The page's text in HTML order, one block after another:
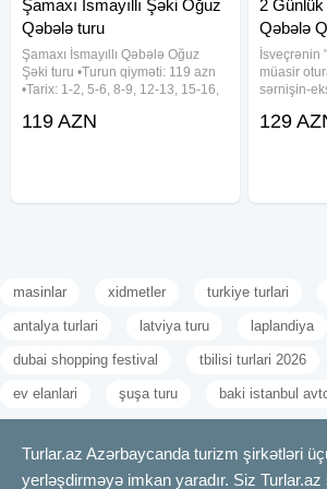
Şamaxı İsmayıllı Şəki Oğuz
Qəbələ turu
Şamaxı İsmayıllı Qəbələ Oğuz
Şəki turu •Turun qiyməti: 119 azn
•Tarix: 1-2, 5-6, 8-9, 12-13, 15-16,
✓Qiymətə daxildir: - Komfortlu
119 AZN
2
Qəbələ
İsveçrənin
müasir
sərnişin-
QƏBƏLƏ
129
masinlar xidmetler turkiye turlari
antalya turlari latviya turu laplandiya
dubai shopping festival tbilisi turlari 2026
ev elanlari şuşa turu baki istanbul
Turlar.az Azərbaycanda turizm şirkətləri
yerləşdirməyə imkan yaradır. Siz Turlar.az